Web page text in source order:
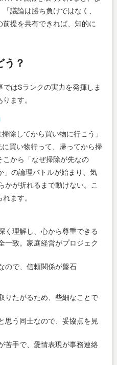
議論は勝ち負けではなく、
提を共有できれば、知的に
う？
ではSランクの実力を発揮しま
ます。
除してから買い物に行こう」
買い物行って、帰ってから掃
から「なぜ掃除が先なの
の論理バトルが始まり、気
かが折れるまで動けない。こ
ます。
く理解し、心から尊重できる
一致。家庭経営がプロジェク
ので、信頼関係が盤石
りたがるため、些細なことで
思う同士なので、妥協点を見
苦手で、愛情表現が事務連絡